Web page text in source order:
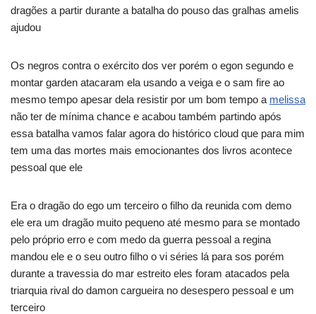
dragões a partir durante a batalha do pouso das gralhas amelis
ajudou
Os negros contra o exército dos ver porém o egon segundo e
montar garden atacaram ela usando a veiga e o sam fire ao
mesmo tempo apesar dela resistir por um bom tempo a melissa
não ter de mínima chance e acabou também partindo após
essa batalha vamos falar agora do histórico cloud que para mim
tem uma das mortes mais emocionantes dos livros acontece
pessoal que ele
Era o dragão do ego um terceiro o filho da reunida com demo
ele era um dragão muito pequeno até mesmo para se montado
pelo próprio erro e com medo da guerra pessoal a regina
mandou ele e o seu outro filho o vi séries lá para sos porém
durante a travessia do mar estreito eles foram atacados pela
triarquia rival do damon cargueira no desespero pessoal e um
terceiro